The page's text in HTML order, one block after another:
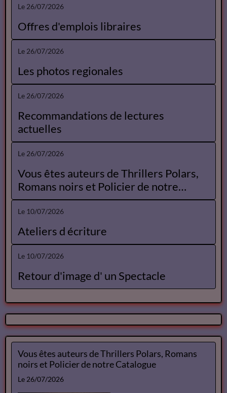
Le 26/07/2026
Offres d'emplois libraires
Le 26/07/2026
Les photos regionales
Le 26/07/2026
Recommandations de lectures
actuelles
Le 26/07/2026
Vous êtes auteurs de Thrillers Polars,
Romans noirs et Policier de notre
Catalogue
Le 10/07/2026
Ateliers d écriture
Le 10/07/2026
Retour d'image d' un Spectacle
Vous êtes auteurs de Thrillers Polars, Romans
noirs et Policier de notre Catalogue
Le 26/07/2026